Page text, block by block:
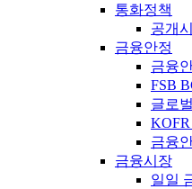
통화정책
공개
금융안정
금융
FSB
글로
금융
금융시장
일일